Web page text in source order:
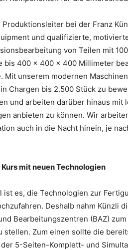
Produktionsleiter bei der Franz
und qualifizierte,
von Teilen mit
bis 400 x 400 x 400 Millimeter
Mit unserem modernen
Chargen bis 2.500 Stück zu
und arbeiten darüber hinaus mit
anbieten zu können. Wir
auch in die Nacht hinein, je
mit neuen Technologien
ist es, die Technologien zur
Deshalb nahm Künzli
Bearbeitungszentren (BAZ)
stellen. Zum einen sollte die
5-Seiten-Komplett- und